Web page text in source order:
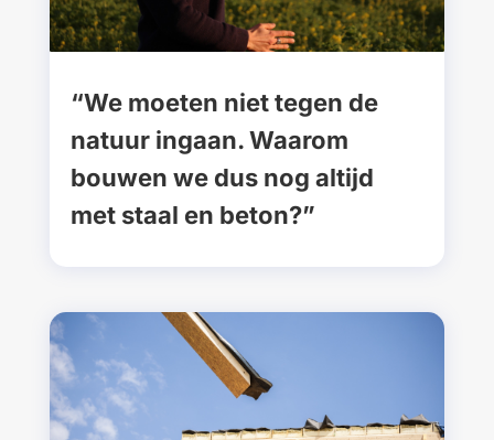
“We moeten niet tegen de
natuur ingaan. Waarom
bouwen we dus nog altijd
met staal en beton?”